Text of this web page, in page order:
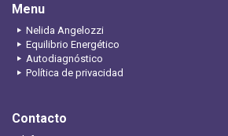
Menu
Nelida Angelozzi
Equilibrio Energético
Autodiagnóstico
Política de privacidad
Contacto